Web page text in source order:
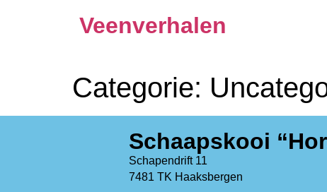
Veenverhalen
Categorie:
Schaapskooi
Schapendrift 11
7481 TK Haaksbergen